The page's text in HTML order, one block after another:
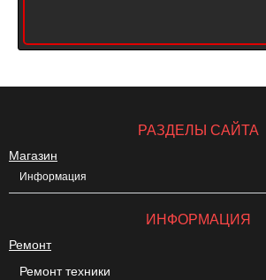
РАЗДЕЛЫ САЙТА
Магазин
Информация
ИНФОРМАЦИЯ
Ремонт
Ремонт техники